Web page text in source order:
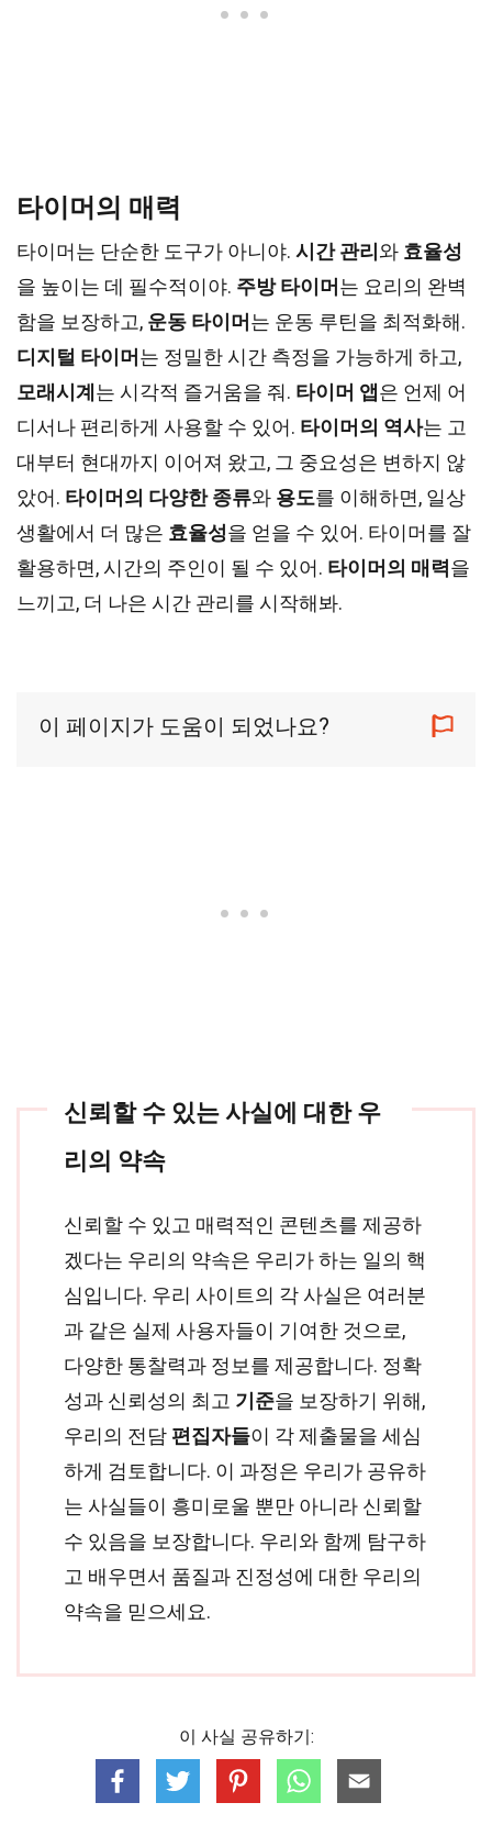
타이머의 매력
타이머는 단순한 도구가 아니야. 시간 관리 와 효율성
을 높이는 데 필수적이야. 주방 타이머 는 요리의 완벽
함을 보장하고, 운동 타이머 는 운동 루틴을 최적화해.
디지털 타이머 는 정밀한 시간 측정을 가능하게 하고,
모래시계 는 시각적 즐거움을 줘. 타이머 앱 은 언제 어
디서나 편리하게 사용할 수 있어. 타이머의 역사는 고
대부터 현대까지 이어져 왔고, 그 중요성은 변하지 않
았어. 타이머의 다양한 종류와 용도를 이해하면, 일상
생활에서 더 많은 효율성을 얻을 수 있어. 타이머를 잘
활용하면, 시간의 주인이 될 수 있어. 타이머의 매력을
느끼고, 더 나은 시간 관리를 시작해봐.
이 페이지가 도움이 되었나요?
신뢰할 수 있는 사실에 대한 우
리의 약속
신뢰할 수 있고 매력적인 콘텐츠를 제공하
겠다는 우리의 약속은 우리가 하는 일의 핵
심입니다. 우리 사이트의 각 사실은 여러분
과 같은 실제 사용자들이 기여한 것으로,
다양한 통찰력과 정보를 제공합니다. 정확
성과 신뢰성의 최고 기준을 보장하기 위해,
우리의 전담 편집자들이 각 제출물을 세심
하게 검토합니다. 이 과정은 우리가 공유하
는 사실들이 흥미로울 뿐만 아니라 신뢰할
수 있음을 보장합니다. 우리와 함께 탐구하
고 배우면서 품질과 진정성에 대한 우리의
약속을 믿으세요.
이 사실 공유하기: